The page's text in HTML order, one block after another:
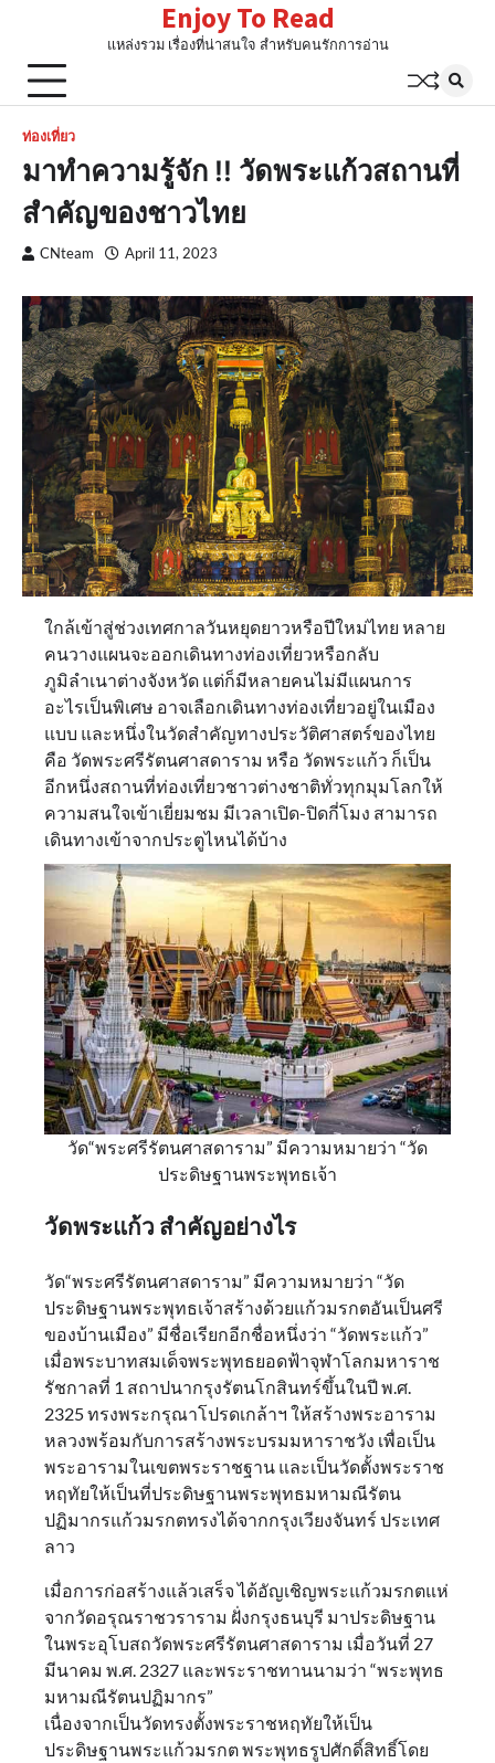
content
Enjoy To Read
แหล่งรวม เรื่องที่น่าสนใจ สำหรับคนรักการอ่าน
ท่องเที่ยว
มาทำความรู้จัก !! วัดพระแก้วสถานที่
สำคัญของชาวไทย
CNteam April 11, 2023
ใกล้เข้าสู่ช่วงเทศกาลวันหยุดยาวหรือปีใหม่ไทย หลาย
คนวางแผนจะออกเดินทางท่องเที่ยวหรือกลับ
ภูมิลำเนาต่างจังหวัด แต่ก็มีหลายคนไม่มีแผนการ
อะไรเป็นพิเศษ อาจเลือกเดินทางท่องเที่ยวอยู่ในเมือง
แบบ และหนึ่งในวัดสำคัญทางประวัติศาสตร์ของไทย
คือ วัดพระศรีรัตนศาสดาราม หรือ วัดพระแก้ว ก็เป็น
อีกหนึ่งสถานที่ท่องเที่ยวชาวต่างชาติทั่วทุกมุมโลกให้
ความสนใจเข้าเยี่ยมชม มีเวลาเปิด-ปิดกี่โมง สามารถ
เดินทางเข้าจากประตูไหนได้บ้าง
วัด“พระศรีรัตนศาสดาราม” มีความหมายว่า “วัด
ประดิษฐานพระพุทธเจ้า
วัดพระแก้ว สำคัญอย่างไร
วัด“พระศรีรัตนศาสดาราม” มีความหมายว่า “วัด
ประดิษฐานพระพุทธเจ้าสร้างด้วยแก้วมรกตอันเป็นศรี
ของบ้านเมือง” มีชื่อเรียกอีกชื่อหนึ่งว่า “วัดพระแก้ว”
เมื่อพระบาทสมเด็จพระพุทธยอดฟ้าจุฬาโลกมหาราช
รัชกาลที่ 1 สถาปนากรุงรัตนโกสินทร์ขึ้นในปี พ.ศ.
2325 ทรงพระกรุณาโปรดเกล้าฯ ให้สร้างพระอาราม
หลวงพร้อมกับการสร้างพระบรมมหาราชวัง เพื่อเป็น
พระอารามในเขตพระราชฐาน และเป็นวัดตั้งพระราช
หฤทัยให้เป็นที่ประดิษฐานพระพุทธมหามณีรัตน
ปฏิมากรแก้วมรกตทรงได้จากกรุงเวียงจันทร์ ประเทศ
ลาว
เมื่อการก่อสร้างแล้วเสร็จ ได้อัญเชิญพระแก้วมรกตแห่
จากวัดอรุณราชวราราม ฝั่งกรุงธนบุรี มาประดิษฐาน
ในพระอุโบสถวัดพระศรีรัตนศาสดาราม เมื่อวันที่ 27
มีนาคม พ.ศ. 2327 และพระราชทานนามว่า “พระพุทธ
มหามณีรัตนปฏิมากร”
เนื่องจากเป็นวัดทรงตั้งพระราชหฤทัยให้เป็น
ประดิษฐานพระแก้วมรกต พระพุทธรูปศักดิ์สิทธิ์โดย